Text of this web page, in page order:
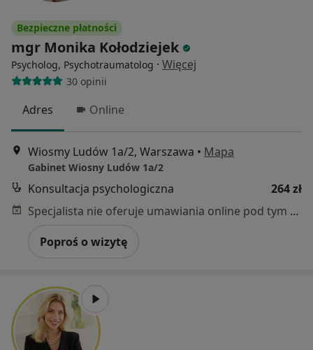
Bezpieczne płatności
mgr Monika Kołodziejek
Psycholog, Psychotraumatolog · Więcej
30 opinii
Adres Online
Wiosmy Ludów 1a/2, Warszawa • Mapa
Gabinet Wiosny Ludów 1a/2
Konsultacja psychologiczna
264 zł
Specjalista nie oferuje umawiania online pod tym adresem.
Poproś o wizytę